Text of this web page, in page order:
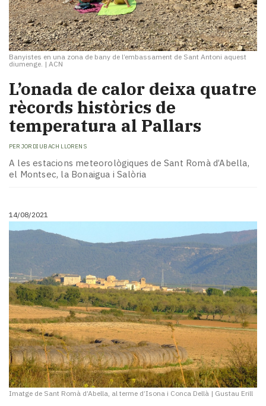
Banyistes en una zona de bany de l’embassament de Sant Antoni aquest
diumenge. | ACN
L’onada de calor deixa quatre
rècords històrics de
temperatura al Pallars
PER JORDI UBACH LLORENS
A les estacions meteorològiques de Sant Romà d’Abella,
el Montsec, la Bonaigua i Salòria
14/08/2021
Imatge de Sant Romà d’Abella, al terme d’Isona i Conca Dellà | Gustau Erill